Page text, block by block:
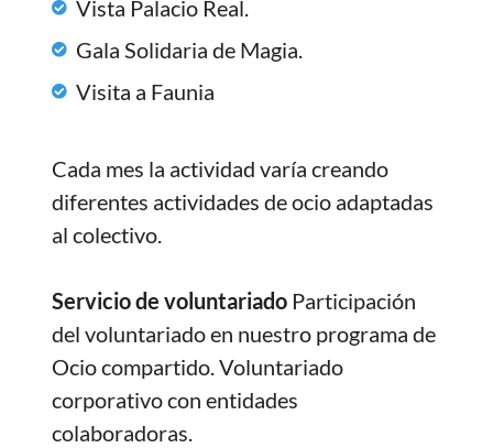
Vista Palacio Real.
Gala Solidaria de Magia.
Visita a Faunia
Cada mes la actividad varía creando
diferentes actividades de ocio adaptadas
al colectivo.
Servicio de voluntariado Participación
del voluntariado en nuestro programa de
Ocio compartido. Voluntariado
corporativo con entidades
colaboradoras.